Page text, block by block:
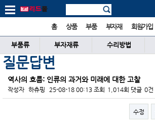
홈 상품 부품 부자재 회원가입
부품류 부자재류 수리방법
질문답변
역사의 흐름: 인류의 과거와 미래에 대한 고찰
작성자 하츄핑 25-08-18 00:13 조회 1,014회 댓글 0건
수정